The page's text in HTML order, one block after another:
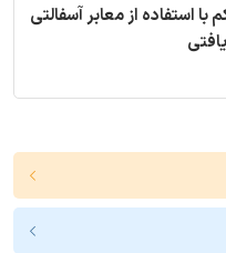
استفاده از معابر آسفالتی